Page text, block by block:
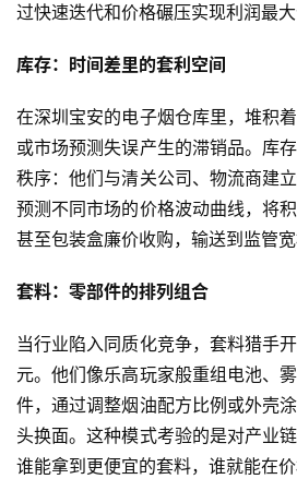
过快速迭代和价格碾压实现利润最大
库存：时间差里的套利空间
在深圳宝安的电子烟仓库里，堆积
或市场预测失误产生的滞销品。库
秩序：他们与清关公司、物流商建
预测不同市场的价格波动曲线，将
甚至包装盒廉价收购，输送到监管宽
套料：零部件的排列组合
当行业陷入同质化竞争，套料猎手
元。他们像乐高玩家般重组电池、
件，通过调整烟油配方比例或外壳
头换面。这种模式考验的是对产业
谁能拿到更便宜的套料，谁就能在价